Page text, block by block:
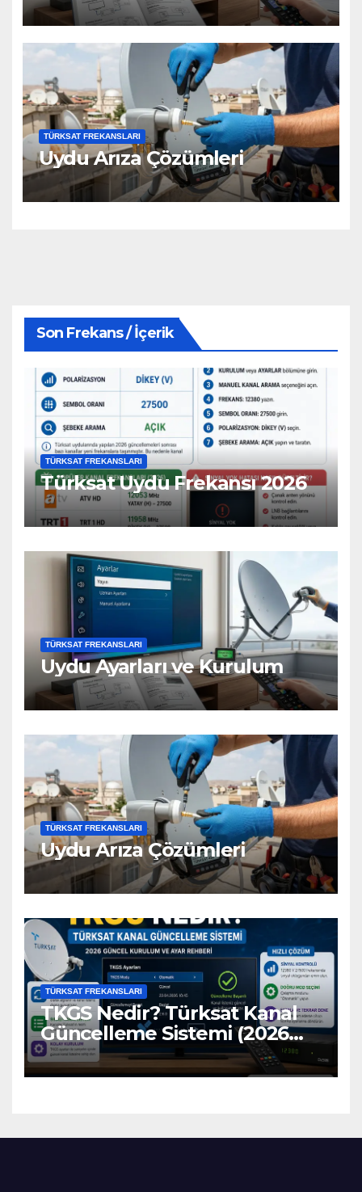
TÜRKSAT FREKANSLARI
Uydu Arıza Çözümleri
Son Frekans / İçerik
TÜRKSAT FREKANSLARI
Türksat Uydu Frekansı 2026
TÜRKSAT FREKANSLARI
Uydu Ayarları ve Kurulum
TÜRKSAT FREKANSLARI
Uydu Arıza Çözümleri
TÜRKSAT FREKANSLARI
TKGS Nedir? Türksat Kanal
Güncelleme Sistemi (2026
Ayarları)